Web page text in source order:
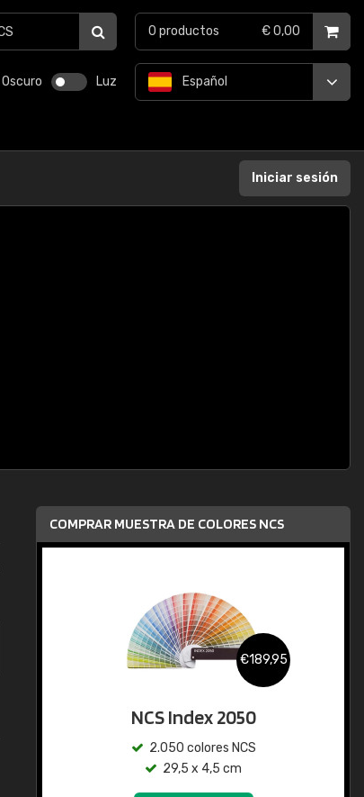
Oscuro Luz Español
0 productos € 0,00
Iniciar sesión
COMPRAR MUESTRA DE COLORES NCS
€189,95
NCS Index 2050
2.050 colores NCS
29,5 x 4,5 cm